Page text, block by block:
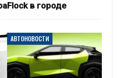
Flock в городе
АВТОНОВОСТИ